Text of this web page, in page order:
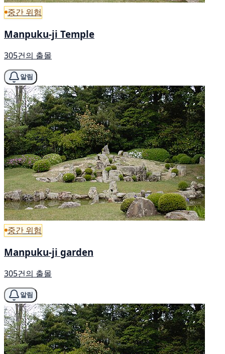
중간 위험
Manpuku-ji Temple
305건의 출몰
알림
중간 위험
Manpuku-ji garden
305건의 출몰
알림